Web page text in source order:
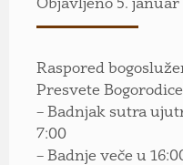
Objavljeno 5. januar
Raspored
Presvete
– Badnjak sutra
7:00
– Badnje veče u